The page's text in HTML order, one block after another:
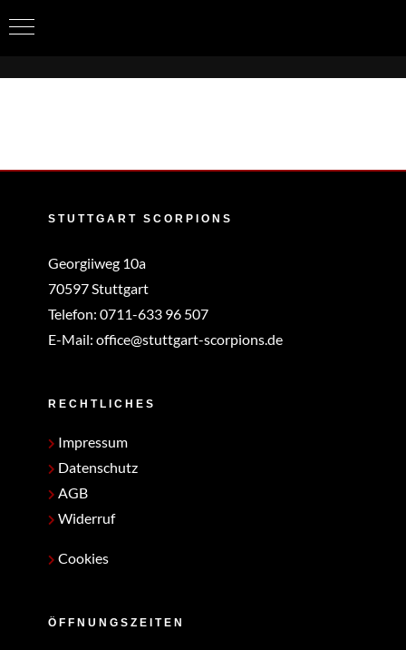
STUTTGART SCORPIONS
Georgiiweg 10a
70597 Stuttgart
Telefon: 0711-633 96 507
E-Mail: office@stuttgart-scorpions.de
RECHTLICHES
Impressum
Datenschutz
AGB
Widerruf
Cookies
ÖFFNUNGSZEITEN